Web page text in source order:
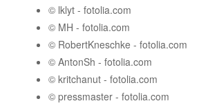
© lklyt - fotolia.com
© MH - fotolia.com
© RobertKneschke - fotolia.com
© AntonSh - fotolia.com
© kritchanut - fotolia.com
© pressmaster - fotolia.com